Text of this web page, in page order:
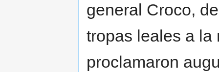
general Croco,
tropas leales a la
proclamaron